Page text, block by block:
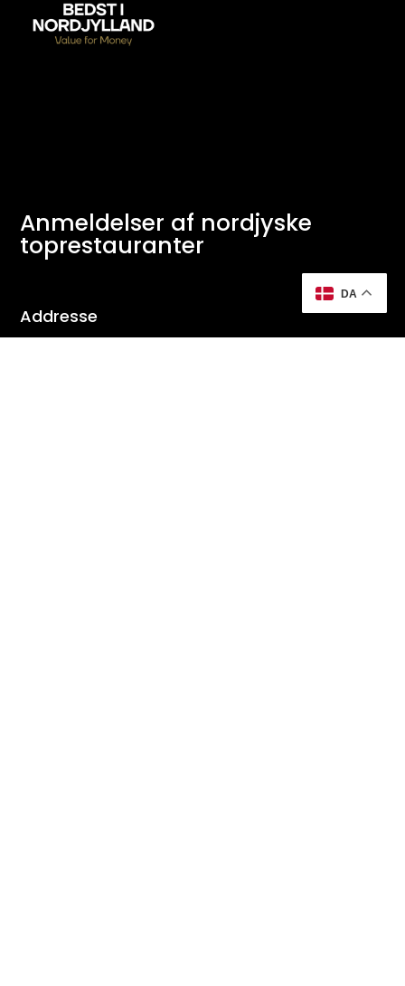
Anmeldelser af nordjyske
toprestauranter
Addresse
DA